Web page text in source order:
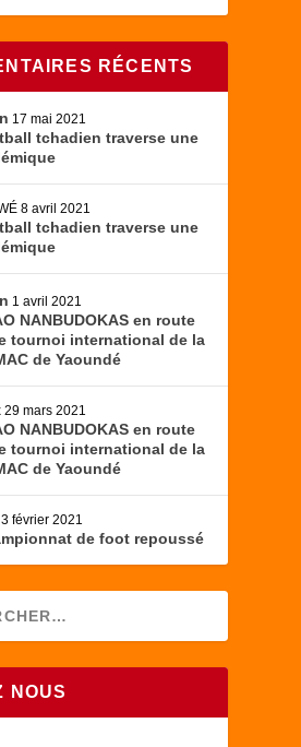
RÉCENTS
17 mai 2021
tchadien traverse une
8 avril 2021
tchadien traverse une
1 avril 2021
NANBUDOKAS en route
tournoi international de la
de Yaoundé
29 mars 2021
NANBUDOKAS en route
tournoi international de la
de Yaoundé
3 février 2021
de foot repoussé
NOUS